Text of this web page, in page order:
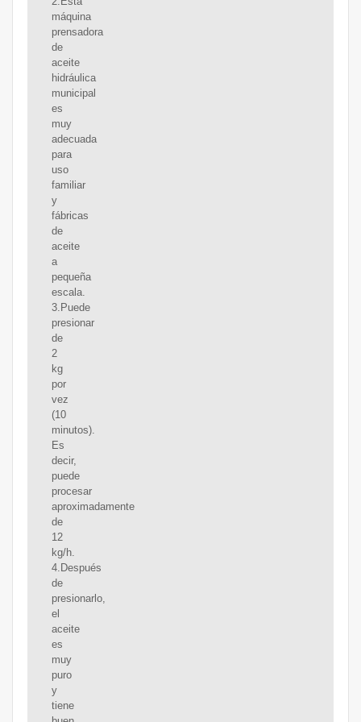
máquina
prensadora
de
aceite
hidráulica
municipal
es
muy
adecuada
para
uso
familiar
y
fábricas
de
aceite
a
pequeña
escala.
3.Puede
presionar
de
2
kg
por
vez
(10
minutos).
Es
decir,
puede
procesar
aproximadamente
de
12
kg/h.
4.Después
de
presionarlo,
el
aceite
es
muy
puro
y
tiene